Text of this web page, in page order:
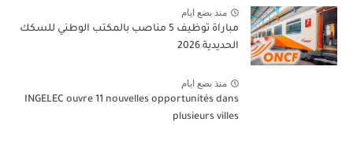
منذ بضع ايام
مباراة توظيف 5 مناصب بالمكتب الوطني للسكك
الحديدية 2026
منذ بضع ايام
INGELEC ouvre 11 nouvelles opportunités dans
plusieurs villes